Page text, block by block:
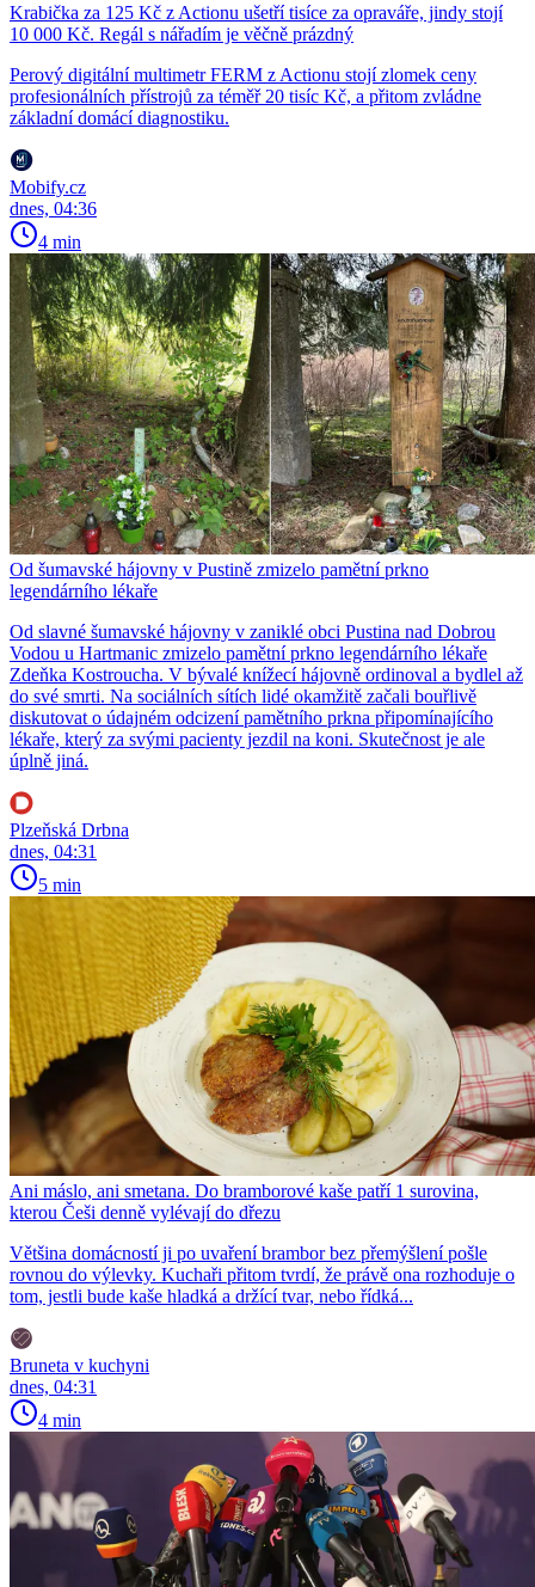
Krabička za 125 Kč z Actionu ušetří tisíce za opraváře, jindy stojí
10 000 Kč. Regál s nářadím je věčně prázdný
Perový digitální multimetr FERM z Actionu stojí zlomek ceny
profesionálních přístrojů za téměř 20 tisíc Kč, a přitom zvládne
základní domácí diagnostiku.
Mobify.cz
dnes, 04:36
4 min
Od šumavské hájovny v Pustině zmizelo pamětní prkno
legendárního lékaře
Od slavné šumavské hájovny v zaniklé obci Pustina nad Dobrou
Vodou u Hartmanic zmizelo pamětní prkno legendárního lékaře
Zdeňka Kostroucha. V bývalé knížecí hájovně ordinoval a bydlel až
do své smrti. Na sociálních sítích lidé okamžitě začali bouřlivě
diskutovat o údajném odcizení pamětního prkna připomínajícího
lékaře, který za svými pacienty jezdil na koni. Skutečnost je ale
úplně jiná.
Plzeňská Drbna
dnes, 04:31
5 min
Ani máslo, ani smetana. Do bramborové kaše patří 1 surovina,
kterou Češi denně vylévají do dřezu
Většina domácností ji po uvaření brambor bez přemýšlení pošle
rovnou do výlevky. Kuchaři přitom tvrdí, že právě ona rozhoduje o
tom, jestli bude kaše hladká a držící tvar, nebo řídká...
Bruneta v kuchyni
dnes, 04:31
4 min